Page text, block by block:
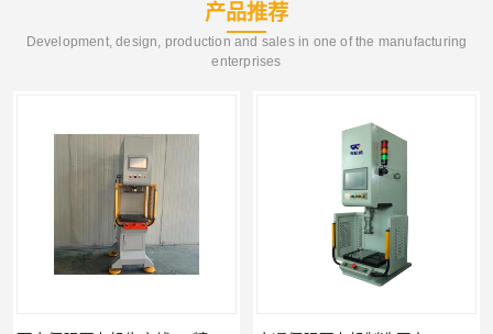
产品推荐
Development, design, production and sales in one of the manufacturing
enterprises